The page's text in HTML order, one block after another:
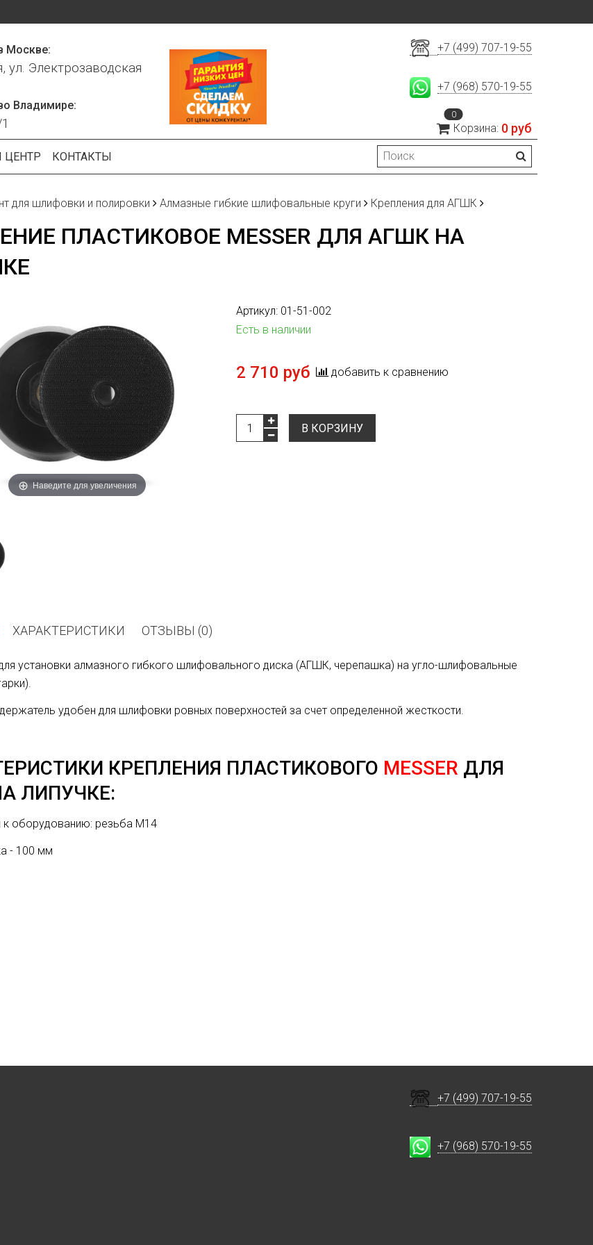
Москве:
ул. Электрозаводская
Владимире:
+7 (499) 707-19-55
+7 (968) 570-19-55
0
Корзина: 0 руб
ЦЕНТР КОНТАКТЫ
для шлифовки и полировки Алмазные гибкие шлифовальные круги Крепления для АГШК
ПЛАСТИКОВОЕ MESSER ДЛЯ АГШК НА
Наведите для увеличения
Артикул: 01-51-002
Есть в наличии
2 710 руб добавить к сравнению
В КОРЗИНУ
ХАРАКТЕРИСТИКИ ОТЗЫВЫ (0)
установки алмазного гибкого шлифовального диска (АГШК, черепашка) на угло-шлифовальные
удобен для шлифовки ровных поверхностей за счет определенной жесткости.
КРЕПЛЕНИЯ ПЛАСТИКОВОГО MESSER ДЛЯ
ЛИПУЧКЕ:
к оборудованию: резьба М14
- 100 мм
+7 (499) 707-19-55
+7 (968) 570-19-55